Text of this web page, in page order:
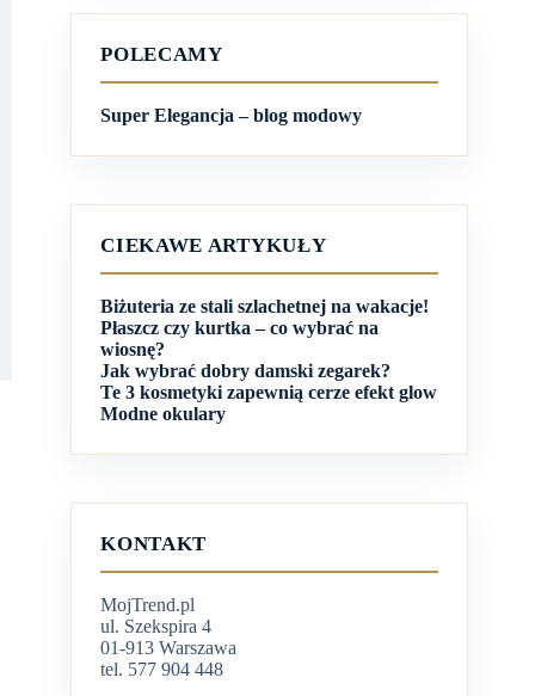
POLECAMY
Super Elegancja – blog modowy
CIEKAWE ARTYKUŁY
Biżuteria ze stali szlachetnej na wakacje!
Płaszcz czy kurtka – co wybrać na
wiosnę?
Jak wybrać dobry damski zegarek?
Te 3 kosmetyki zapewnią cerze efekt glow
Modne okulary
KONTAKT
MojTrend.pl
ul. Szekspira 4
01-913 Warszawa
tel. 577 904 448